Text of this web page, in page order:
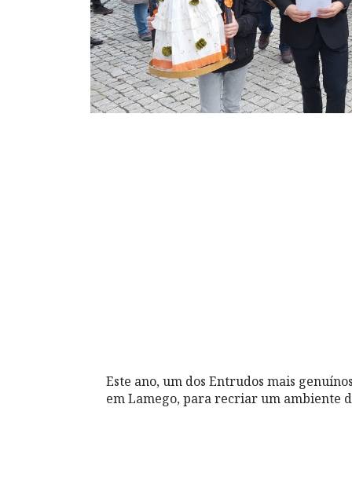
Este ano, um dos Entrudos mais
em Lamego, para recriar um ambiente